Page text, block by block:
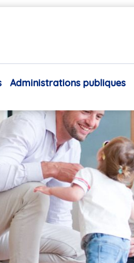
Administrations publiques